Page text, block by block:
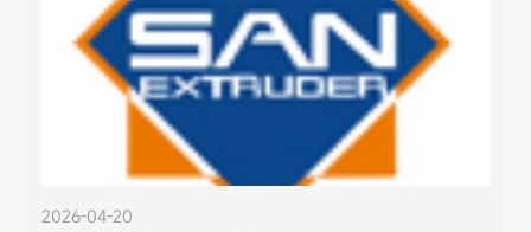
2026-04-20